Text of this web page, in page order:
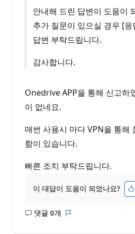
안내해 드린 답변이 도움이
추가 질문이 있으실 경우 [
답변 부탁드립니다.
감사합니다.
Onedrive APP을 통해 신고하
이 없네요.
매번 사용시 마다 VPN을 통해
함이 있습니다.
빠른 조치 부탁드립니다.
이 대답이 도움이 되었나요?
댓글 0개
설